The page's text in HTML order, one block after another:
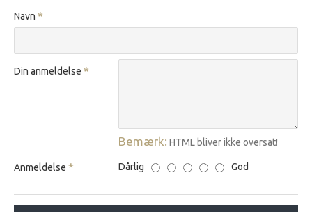
Navn
Din anmeldelse
Bemærk: HTML bliver ikke oversat!
Anmeldelse Dårlig God